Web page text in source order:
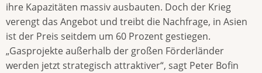
ihre Kapazitäten massiv ausbauten. Doch der Krieg
verengt das Angebot und treibt die Nachfrage, in Asien
ist der Preis seitdem um 60 Prozent gestiegen.
„Gasprojekte außerhalb der großen Förderländer
werden jetzt strategisch attraktiver“, sagt Peter Bofin